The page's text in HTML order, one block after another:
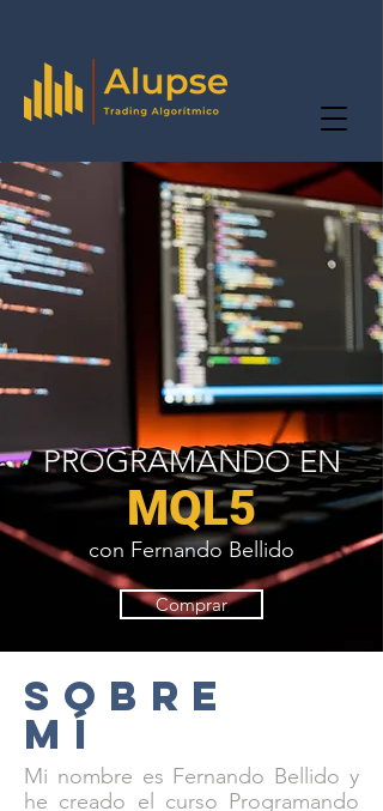
PROGRAMANDO EN
MQL5
con Fernando Bellido
Comprar
sobre
mí
Mi nombre es Fernando Bellido y
he creado el curso Programando